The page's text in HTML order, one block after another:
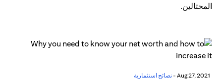
المحتالين.
نصائح استثمارية